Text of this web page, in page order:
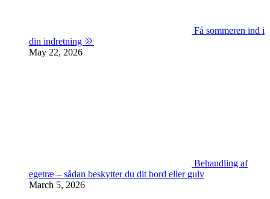
Få sommeren ind i
din indretning 🌞
May 22, 2026
Behandling af
egetræ – sådan beskytter du dit bord eller gulv
March 5, 2026